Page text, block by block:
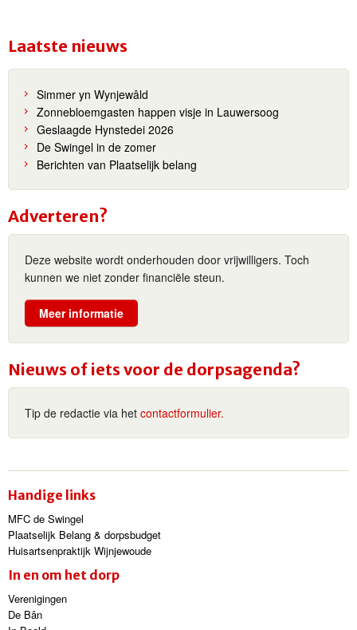
Laatste nieuws
Simmer yn Wynjewâld
Zonnebloemgasten happen visje in Lauwersoog
Geslaagde Hynstedei 2026
De Swingel in de zomer
Berichten van Plaatselijk belang
Adverteren?
Deze website wordt onderhouden door vrijwilligers. Toch
kunnen we niet zonder financiële steun.
Meer informatie
Nieuws of iets voor de dorpsagenda?
Tip de redactie via het contactformulier.
Handige links
MFC de Swingel
Plaatselijk Belang & dorpsbudget
Huisartsenpraktijk Wijnjewoude
In en om het dorp
Verenigingen
De Bân